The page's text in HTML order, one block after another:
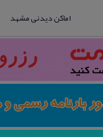
اماکن دیدنی مشهد